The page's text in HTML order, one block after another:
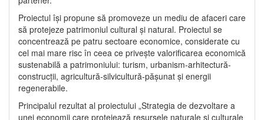
Proiectul își propune să promoveze un mediu de afaceri care
să protejeze patrimoniul cultural și natural. Proiectul se
concentrează pe patru sectoare economice, considerate cu
cel mai mare risc în ceea ce privește valorificarea economică
sustenabilă a patrimoniului: turism, urbanism-arhitectură-
construcții, agricultură-silvicultură-pășunat și energii
regenerabile.
Principalul rezultat al proiectului „Strategia de dezvoltare a
unei economii care protejează resursele naturale și culturale